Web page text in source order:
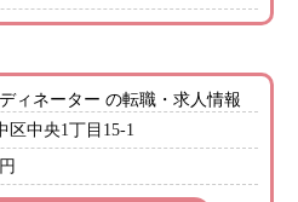
ィネーター の転職・求人情報
区中央1丁目15-1